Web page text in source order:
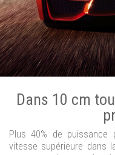
Dans 10 cm
Plus 40% de puissance
vitesse supérieure dans